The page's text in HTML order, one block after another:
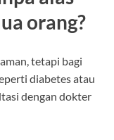
orang?
tetapi bagi
diabetes atau
dengan dokter